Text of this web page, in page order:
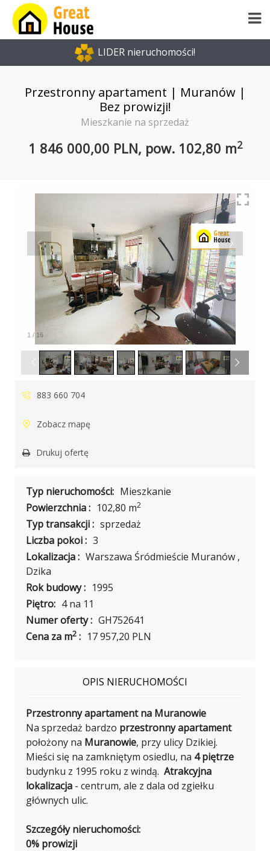
Przestronny apartament | Muranów |
Bez prowizji!
Mieszkanie na sprzedaż
1 846 000,00 PLN, pow.102,80 m2
1 / 16
883 660 704
Zobacz mapę
Drukuj ofertę
Typ nieruchomości: Mieszkanie
Powierzchnia : 102,80 m2
Typ transakcji : sprzedaż
Liczba pokoi : 3
Lokalizacja : Warszawa Śródmieście Muranów ,
Dzika
Rok budowy : 1995
Piętro: 4 na 11
Numer oferty : GH752641
Cena za m2 : 17 957,20 PLN
OPIS NIERUCHOMOŚCI
Przestronny apartament na Muranowie
Na sprzedaż bardzo przestronny apartament
położony na Muranowie, przy ulicy Dzikiej.
Mieści się na zamkniętym osiedlu, na 4 piętrze
budynku z 1995 roku z windą. Atrakcyjna
lokalizacja - centrum, ale z dala od zgiełku
głównych ulic.
Szczegóły nieruchomości:
0% prowizji
LIDER nieruchomości!